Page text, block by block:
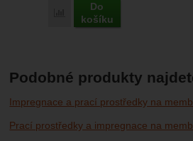
Porovnat
Do
košíku
Podobné produkty
Impregnace a prací prostředky na
Prací prostředky a impregnace na